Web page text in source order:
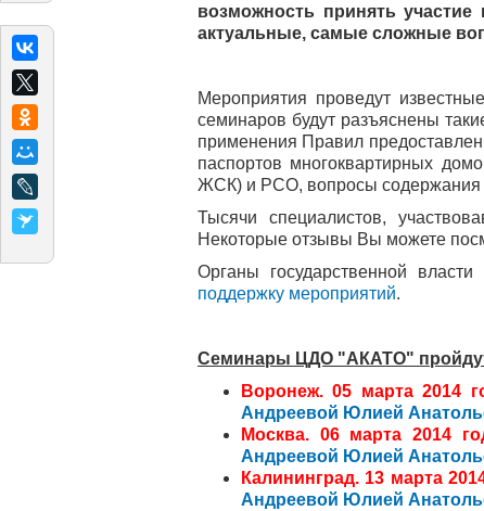
возможность принять
актуальные, самые сложные
Мероприятия проведут
семинаров будут разъяснены
применения Правил
паспортов многоквартирных
ЖСК) и РСО, вопросы содержания
Тысячи специалистов,
Некоторые отзывы Вы можете
Органы государственной
поддержку мероприятий.
Семинары ЦДО "АКАТО"
Воронеж.05 марта 2014
Андреевой Юлией
Москва. 06 марта 2014
Андреевой Юлией
Калининград. 13 марта
Андреевой Юлией